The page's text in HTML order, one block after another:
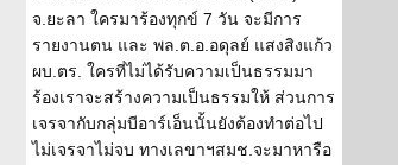
จ.ยะลา ใครมาร้องทุกข์ 7 วัน จะมีการ
รายงานตน และ พล.ต.อ.อดุลย์ แสงสิงแก้ว
ผบ.ตร. ใครที่ไม่ได้รับความเป็นธรรมมา
ร้องเราจะสร้างความเป็นธรรมให้ ส่วนการ
เจรจากับกลุ่มบีอาร์เอ็นนั้นยังต้องทำต่อไป
ไม่เจรจาไม่จบ ทางเลขาฯสมช.จะมาหารือ